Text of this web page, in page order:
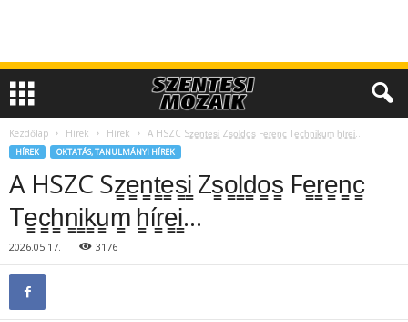
Kezdőlap Hírek Hírek A HSZC Sz̳e̳n̳t̳e̳s̳i̳ Zs̳o̳l̳d̳o̳s̳ Fe̳r̳e̳n̳c̳ Te̳c̳h̳n̳i̳k̳u̳m̳ h̳ír̳e̳i̳…
HÍREK OKTATÁS, TANULMÁNYI HÍREK
A HSZC Sz̳e̳n̳t̳e̳s̳i̳ Zs̳o̳l̳d̳o̳s̳ Fe̳r̳e̳n̳c̳
Te̳c̳h̳n̳i̳k̳u̳m̳ h̳ír̳e̳i̳…
2026.05.17. 3176